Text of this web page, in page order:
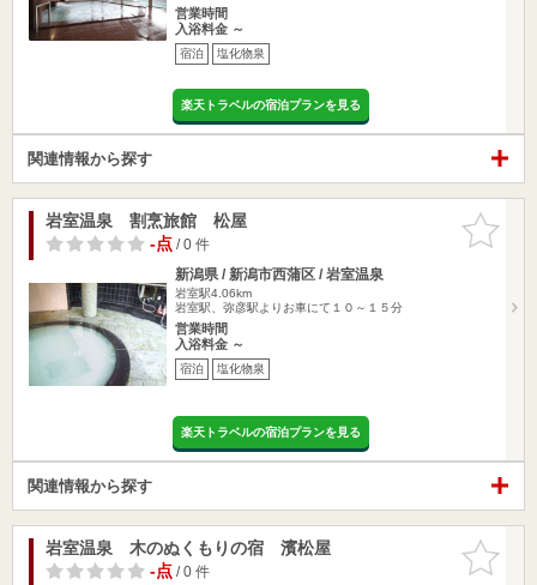
営業時間
入浴料金 ～
宿泊 塩化物泉
楽天トラベルの宿泊プランを見る
関連情報から探す
お気に入
りに追加
岩室温泉 割烹旅館 松屋
-点/ 0 件
新潟県 / 新潟市西蒲区 / 岩室温泉
岩室駅4.06km
岩室駅、弥彦駅よりお車にて１０～１５分
営業時間
入浴料金 ～
宿泊 塩化物泉
楽天トラベルの宿泊プランを見る
関連情報から探す
お気に入
りに追加
岩室温泉 木のぬくもりの宿 濱松屋
-点/ 0 件